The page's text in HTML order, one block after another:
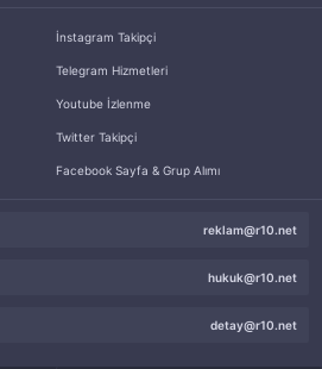
İnstagram Takipçi
Telegram Hizmetleri
Youtube İzlenme
Twitter Takipçi
Facebook Sayfa & Grup Alımı
reklam@r10.net
hukuk@r10.net
detay@r10.net